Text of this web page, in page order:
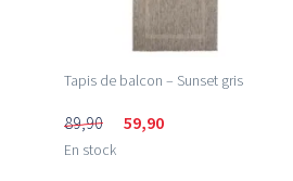
Tapis de balcon – Sunset gris
89,90 59,90
En stock